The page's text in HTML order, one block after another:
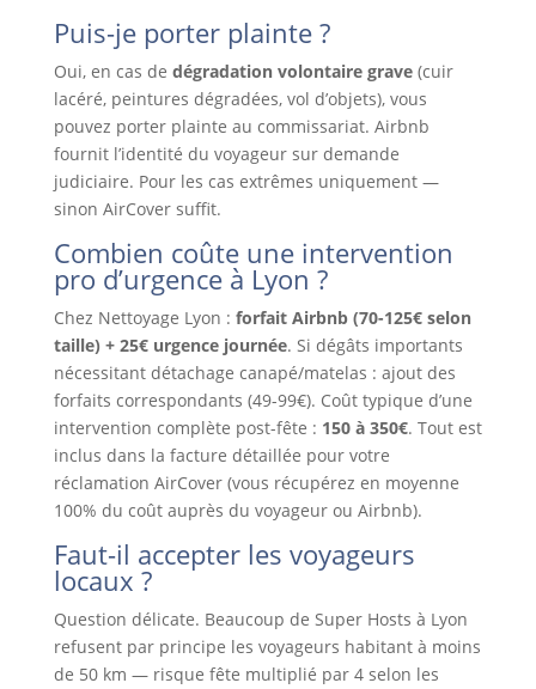
Puis-je porter plainte ?
Oui, en cas de dégradation volontaire grave(cuir
lacéré, peintures dégradées, vol d’objets), vous
pouvez porter plainte au commissariat. Airbnb
fournit l’identité du voyageur sur demande
judiciaire. Pour les cas extrêmes uniquement —
sinon AirCover suffit.
Combien coûte une intervention
pro d’urgence à Lyon ?
Chez Nettoyage Lyon : forfait Airbnb (70-125€ selon
taille) + 25€ urgence journée. Si dégâts importants
nécessitant détachage canapé/matelas : ajout des
forfaits correspondants (49-99€). Coût typique d’une
intervention complète post-fête : 150 à 350€. Tout est
inclus dans la facture détaillée pour votre
réclamation AirCover (vous récupérez en moyenne
100% du coût auprès du voyageur ou Airbnb).
Faut-il accepter les voyageurs
locaux ?
Question délicate. Beaucoup de Super Hosts à Lyon
refusent par principe les voyageurs habitant à moins
de 50 km — risque fête multiplié par 4 selon les